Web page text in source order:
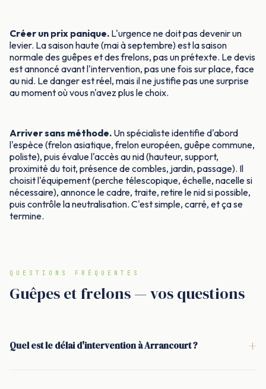
Créer un prix panique. L'urgence ne doit pas devenir un
levier. La saison haute (mai à septembre) est la saison
normale des guêpes et des frelons, pas un prétexte. Le devis
est annoncé avant l'intervention, pas une fois sur place, face
au nid. Le danger est réel, mais il ne justifie pas une surprise
au moment où vous n'avez plus le choix.
Arriver sans méthode. Un spécialiste identifie d'abord
l'espèce (frelon asiatique, frelon européen, guêpe commune,
poliste), puis évalue l'accès au nid (hauteur, support,
proximité du toit, présence de combles, jardin, passage). Il
choisit l'équipement (perche télescopique, échelle, nacelle si
nécessaire), annonce le cadre, traite, retire le nid si possible,
puis contrôle la neutralisation. C'est simple, carré, et ça se
termine.
QUESTIONS FRÉQUENTES
Guêpes et frelons — vos questions
Quel est le délai d'intervention à Arrancourt ? +